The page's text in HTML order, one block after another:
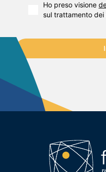
Ho preso visione
sul trattamento